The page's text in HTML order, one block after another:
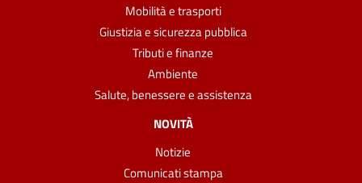
Mobilità e trasporti
Giustizia e sicurezza pubblica
Tributi e finanze
Ambiente
Salute, benessere e assistenza
NOVITÀ
Notizie
Comunicati stampa